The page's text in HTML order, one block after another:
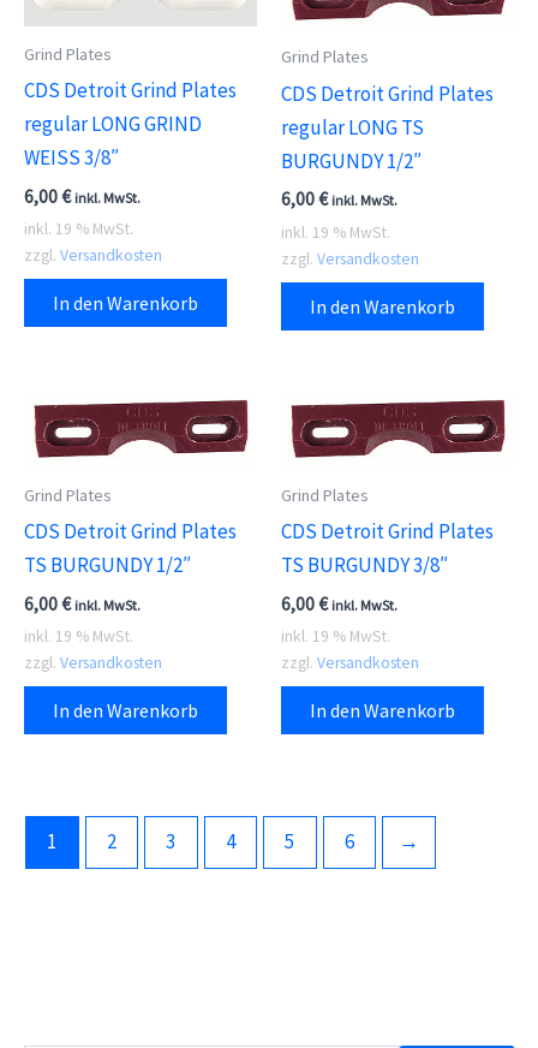
Grind Plates
CDS Detroit Grind Plates
regular LONG GRIND
WEISS 3/8″
6,00€ inkl. MwSt.
inkl. 19 % MwSt.
zzgl. Versandkosten
In den Warenkorb
Grind Plates
CDS Detroit Grind Plates
regular LONG TS
BURGUNDY 1/2″
6,00€ inkl. MwSt.
inkl. 19 % MwSt.
zzgl. Versandkosten
In den Warenkorb
Grind Plates
CDS Detroit Grind Plates
TS BURGUNDY 1/2″
6,00€ inkl. MwSt.
inkl. 19 % MwSt.
zzgl. Versandkosten
In den Warenkorb
Grind Plates
CDS Detroit Grind Plates
TS BURGUNDY 3/8″
6,00€ inkl. MwSt.
inkl. 19 % MwSt.
zzgl. Versandkosten
In den Warenkorb
1 2 3 4 5 6 →